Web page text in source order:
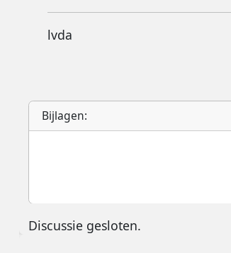
lvda
Bijlagen:
Discussie gesloten.